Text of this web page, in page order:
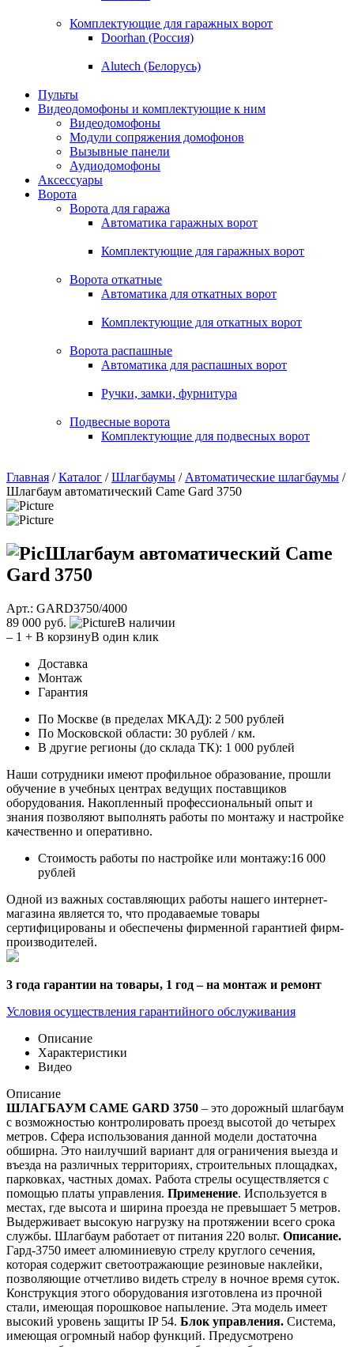
Комплектующие для гаражных ворот
Doorhan (Россия)
Alutech (Белорусь)
Пульты
Видеодомофоны и комплектующие к ним
Видеодомофоны
Модули сопряжения домофонов
Вызывные панели
Аудиодомофоны
Аксессуары
Ворота
Ворота для гаража
Автоматика гаражных ворот
Комплектующие для гаражных ворот
Ворота откатные
Автоматика для откатных ворот
Комплектующие для откатных ворот
Ворота распашные
Автоматика для распашных ворот
Ручки, замки, фурнитура
Подвесные ворота
Комплектующие для подвесных ворот
Главная /Каталог /Шлагбаумы / Автоматические шлагбаумы /
Шлагбаум автоматический Came Gard 3750
Шлагбаум автоматический Came
Gard 3750
Арт.: GARD3750/4000
89 000 руб.
В наличии
– 1 + В корзинуВ один клик
Доставка
Монтаж
Гарантия
По Москве (в пределах МКАД): 2 500 рублей
По Московской области: 30 рублей / км.
В другие регионы (до склада ТК): 1 000 рублей
Наши сотрудники имеют профильное образование, прошли
обучение в учебных центрах ведущих поставщиков
оборудования. Накопленный профессиональный опыт и
знания позволяют выполнять работы по монтажу и настройке
качественно и оперативно.
Стоимость работы по настройке или монтажу:16 000
рублей
Одной из важных составляющих работы нашего интернет-
магазина является то, что продаваемые товары
сертифицированы и обеспечены фирменной гарантией фирм-
производителей.
3 года гарантии на товары, 1 год – на монтаж и ремонт
Условия осуществления гарантийного обслуживания
Описание
Характеристики
Видео
Описание
ШЛАГБАУМ CAME GARD 3750 – это дорожный шлагбаум
с возможностью контролировать проезд высотой до четырех
метров. Сфера использования данной модели достаточна
обширна. Это наилучший вариант для ограничения выезда и
въезда на различных территориях, строительных площадках,
парковках, частных домах. Работа стрелы осуществляется с
помощью платы управления. Применение. Используется в
местах, где высота и ширина проезда не превышает 5 метров.
Выдерживает высокую нагрузку на протяжении всего срока
службы. Шлагбаум работает от питания 220 вольт. Описание.
Гард-3750 имеет алюминиевую стрелу круглого сечения,
которая содержит светоотражающие резиновые наклейки,
позволяющие отчетливо видеть стрелу в ночное время суток.
Конструкция этого оборудования изготовлена из прочной
стали, имеющая порошковое напыление. Эта модель имеет
высокий уровень защиты IP 54. Блок управления. Система,
имеющая огромный набор функций. Предусмотрено